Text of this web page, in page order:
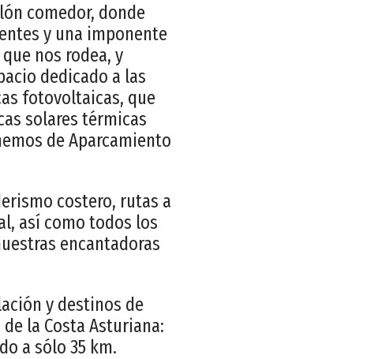
comedor, donde
y una imponente
nos rodea, y
dedicado a las
fotovoltaicas, que
solares térmicas
de Aparcamiento
costero, rutas a
así como todos los
encantadoras
y destinos de
la Costa Asturiana:
a sólo 35 km.